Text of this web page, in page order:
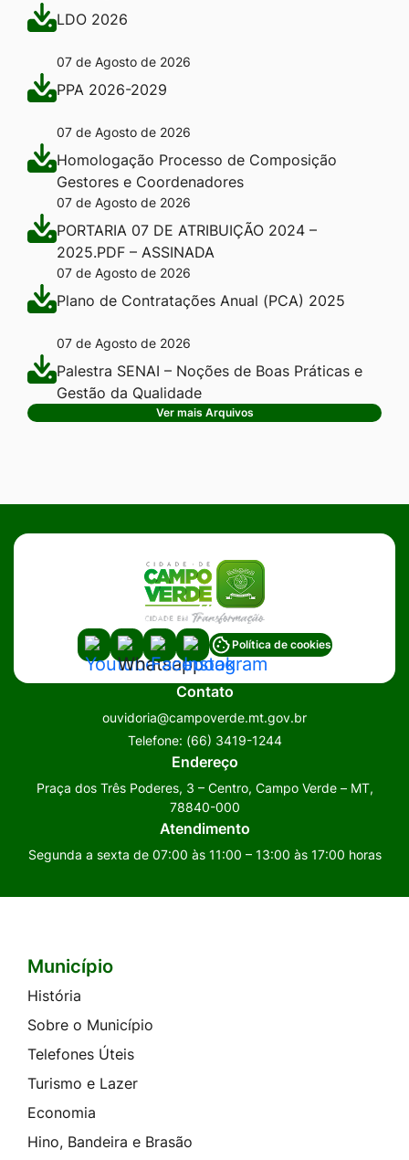
LDO 2026
07 de Agosto de 2026
PPA 2026-2029
07 de Agosto de 2026
Homologação Processo de Composição
Gestores e Coordenadores
07 de Agosto de 2026
PORTARIA 07 DE ATRIBUIÇÃO 2024 –
2025.PDF – ASSINADA
07 de Agosto de 2026
Plano de Contratações Anual (PCA) 2025
07 de Agosto de 2026
Palestra SENAI – Noções de Boas Práticas e
Gestão da Qualidade
Ver mais Arquivos
Acessar
a
Social
Acessar
a
Social
Whatsapp
Acessar
a
Rede
Social
Facebook
Acessar
a
Rede
Social
Instagram
Política de cookies
Contato
ouvidoria@campoverde.mt.gov.br
Telefone: (66) 3419-1244
Endereço
Praça dos Três Poderes, 3 – Centro, Campo Verde – MT,
78840-000
Atendimento
Segunda a sexta de 07:00 às 11:00 – 13:00 às 17:00 horas
Seção do Rodapé e Contato
Município
História
Sobre o Município
Telefones Úteis
Turismo e Lazer
Economia
Hino, Bandeira e Brasão